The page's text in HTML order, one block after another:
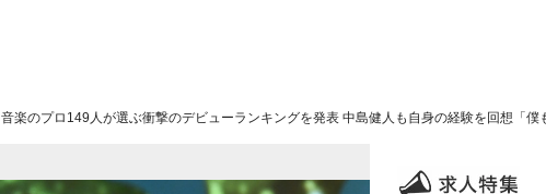
音楽のプロ149人が選ぶ衝撃のデビューランキングを発表 中島健人も自身の経験を回想「僕